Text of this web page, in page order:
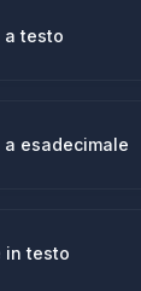
a testo
a esadecimale
in testo